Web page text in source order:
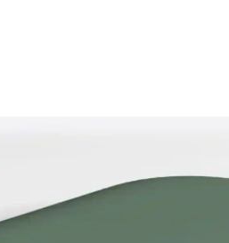
Uygun
13/14 için en uygun koruma ve